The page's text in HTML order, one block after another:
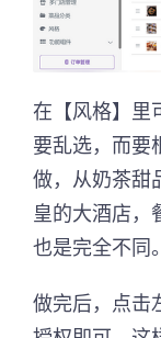
在【风格】里
要乱选，而要
做，从奶茶甜
皇的大酒店，
也是完全不同。
做完后，点击